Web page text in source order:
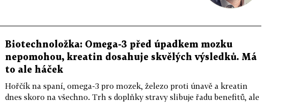
Biotechnoložka: Omega-3 před úpadkem mozku
nepomohou, kreatin dosahuje skvělých výsledků. Má
to ale háček
Hořčík na spaní, omega-3 pro mozek, železo proti únavě a kreatin
dnes skoro na všechno. Trh s doplňky stravy slibuje řadu benefitů, ale